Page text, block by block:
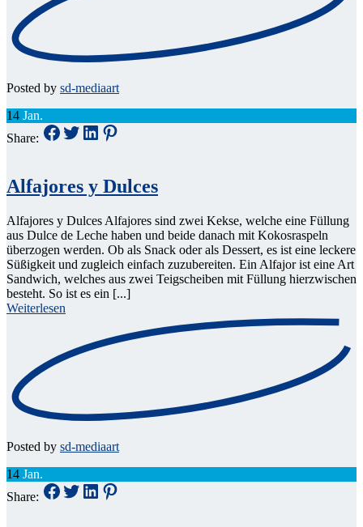
Posted by sd-mediaart
14 Jan.
Share:
Alfajores y Dulces
Alfajores y Dulces Alfajores sind zwei Kekse, welche eine Füllung
aus Dulce de Leche haben und beide danach mit Kokosraspeln
überzogen werden. Ob als Snack oder als Dessert, es ist eine leckere
Süßigkeit und zugleich einfach zuzubereiten. Ein Alfajor ist eine Art
Sandwich, welches aus zwei Teigscheiben mit Füllung hierzwischen
besteht. So ist es ein [...]
Weiterlesen
Posted by sd-mediaart
14 Jan.
Share: